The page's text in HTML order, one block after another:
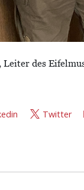
Leiter des
Twitter